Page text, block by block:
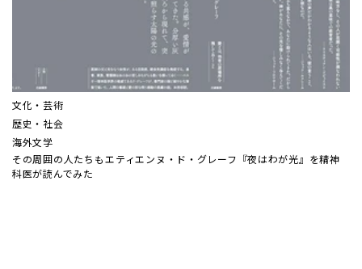
文化・芸術
歴史・社会
海外文学
その周囲の人たちも――エティエンヌ・ド・グレーフ『夜はわが光』を精神
科医が読んでみた